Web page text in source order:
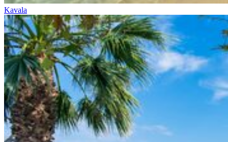
Kavala